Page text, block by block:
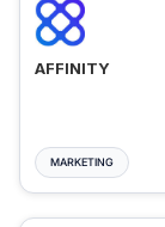
AFFINITY
MARKETING